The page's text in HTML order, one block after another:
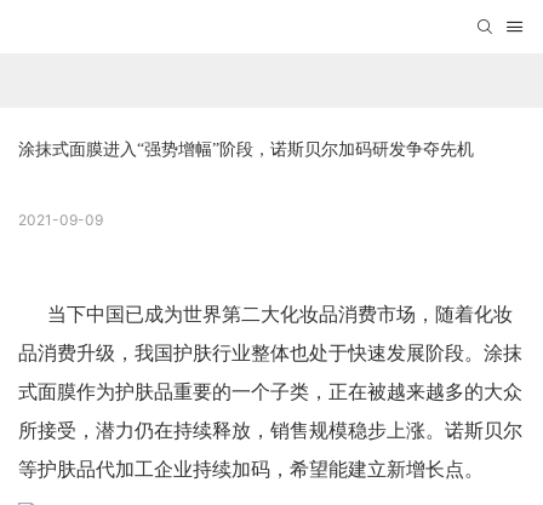
涂抹式面膜进入“强势增幅”阶段，诺斯贝尔加码研发争夺先机
2021-09-09
当下中国已成为世界第二大化妆品消费市场，随着化妆
品消费升级，我国护肤行业整体也处于快速发展阶段。 涂抹
式面膜作为护肤品重要的一个子类，正在被越来越多的大众
所接受，潜力仍在持续释放，销售规模稳步上涨。诺斯贝尔
等护肤品代加工企业持续加码，希望能建立新增长点。